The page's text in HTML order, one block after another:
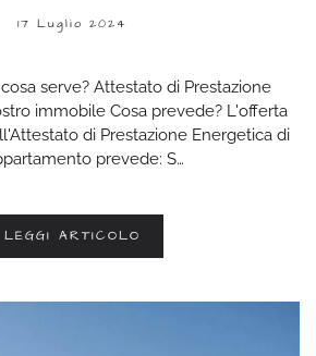
17 Luglio 2024
cosa serve? Attestato di Prestazione
immobile Cosa prevede? L'offerta
di Prestazione Energetica di
prevede: S…
LEGGI ARTICOLO